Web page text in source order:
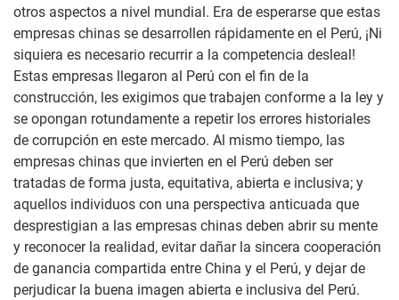
otros aspectos a nivel mundial. Era de esperarse que estas
empresas chinas se desarrollen rápidamente en el Perú, ¡Ni
siquiera es necesario recurrir a la competencia desleal!
Estas empresas llegaron al Perú con el fin de la
construcción, les exigimos que trabajen conforme a la ley y
se opongan rotundamente a repetir los errores historiales
de corrupción en este mercado. Al mismo tiempo, las
empresas chinas que invierten en el Perú deben ser
tratadas de forma justa, equitativa, abierta e inclusiva; y
aquellos individuos con una perspectiva anticuada que
desprestigian a las empresas chinas deben abrir su mente
y reconocer la realidad, evitar dañar la sincera cooperación
de ganancia compartida entre China y el Perú, y dejar de
perjudicar la buena imagen abierta e inclusiva del Perú.